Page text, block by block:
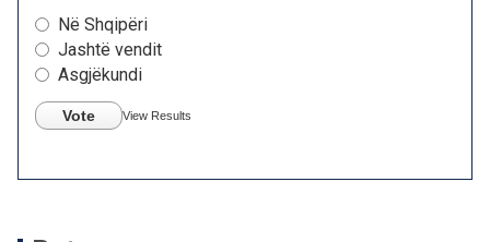
Në Shqipëri
Jashtë vendit
Asgjëkundi
Vote View Results